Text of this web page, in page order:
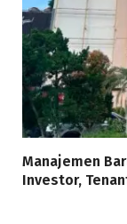
Manajemen
Investor,